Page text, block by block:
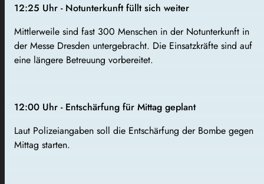
12:25 Uhr - Notunterkunft füllt sich weiter
Mittlerweile sind fast 300 Menschen in der Notunterkunft in
der Messe Dresden untergebracht. Die Einsatzkräfte sind auf
eine längere Betreuung vorbereitet.
12:00 Uhr - Entschärfung für Mittag geplant
Laut Polizeiangaben soll die Entschärfung der Bombe gegen
Mittag starten.